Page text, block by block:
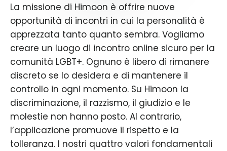
La missione di Himoon è offrire nuove
opportunità di incontri in cui la personalità è
apprezzata tanto quanto sembra. Vogliamo
creare un luogo di incontro online sicuro per la
comunità LGBT+. Ognuno è libero di rimanere
discreto se lo desidera e di mantenere il
controllo in ogni momento. Su Himoon la
discriminazione, il razzismo, il giudizio e le
molestie non hanno posto. Al contrario,
l’applicazione promuove il rispetto e la
tolleranza. I nostri quattro valori fondamentali